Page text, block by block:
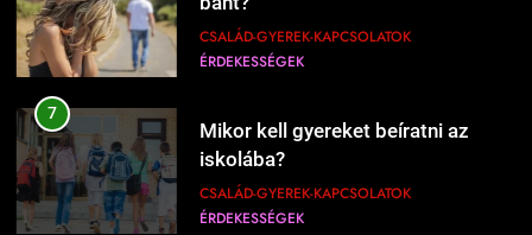
CSALÁD-GYEREK-KAPCSOLATOK
ÉRDEKESSÉGEK
7
Mikor kell gyereket beíratni az
iskolába?
CSALÁD-GYEREK-KAPCSOLATOK
ÉRDEKESSÉGEK
ÉRDEKESSÉGEK
Kipróbáltuk Gordon Ramsay 10
perces tésztáját – Tényleg megvan
ÉRDEKESSÉGEK
1227
CSALÁD-GYEREK-KAPCSOLATOK
ÉRDEKESSÉGEK
1228